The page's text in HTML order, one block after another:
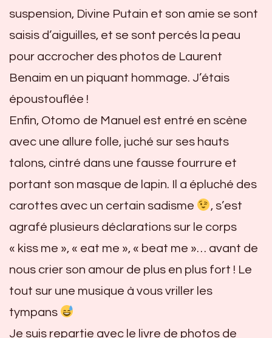
suspension, Divine Putain et son amie se sont
saisis d’aiguilles, et se sont percés la peau
pour accrocher des photos de Laurent
Benaim en un piquant hommage. J’étais
époustouflée !
Enfin, Otomo de Manuel est entré en scène
avec une allure folle, juché sur ses hauts
talons, cintré dans une fausse fourrure et
portant son masque de lapin. Il a épluché des
carottes avec un certain sadisme
, s’est
agrafé plusieurs déclarations sur le corps
« kiss me », « eat me », « beat me »… avant de
nous crier son amour de plus en plus fort ! Le
tout sur une musique à vous vriller les
tympans
Je suis repartie avec le livre de photos de